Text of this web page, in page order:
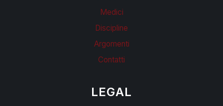
Medici
Discipline
Argomenti
Contatti
LEGAL